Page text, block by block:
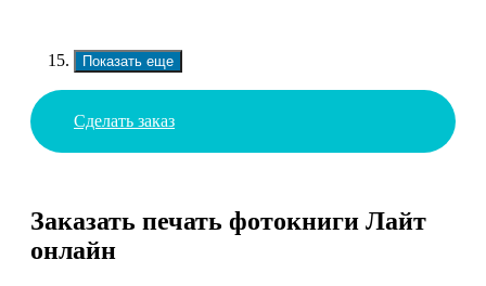
Показать еще
Сделать заказ
Заказать печать фотокниги Лайт
онлайн